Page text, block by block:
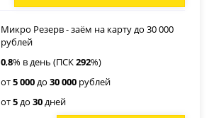
Микро Резерв - заём на карту до 30 000
рублей
0,8% в день (ПСК292%)
от5 000до30 000 рублей
от5до30дней